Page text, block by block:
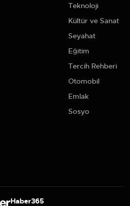
Teknoloji
Kültür ve Sanat
Seyahat
Eğitim
Tercih Rehberi
Otomobil
Emlak
Sosyo
Haber365